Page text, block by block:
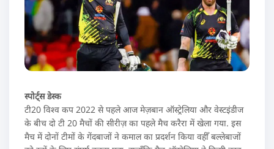
स्पोर्ट्स डेस्क
टी20 विश्व कप 2022 से पहले आज मेज़बान ऑस्ट्रेलिया और वेस्टइंडीज
के बीच दो टी 20 मैचों की सीरीज़ का पहले मैच करैरा में खेला गया. इस
मैच में दोनों टीमों के गेंदबाजों ने कमाल का प्रदर्शन किया वहीँ बल्लेबाजों